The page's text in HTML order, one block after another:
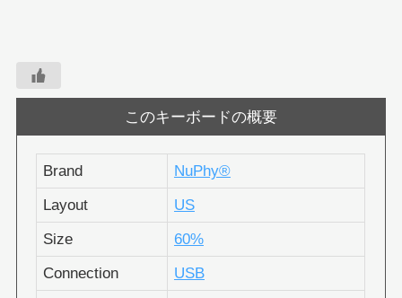
このキーボードの概要
Brand
NuPhy®︎
Layout
US
Size
60%
Connection
USB